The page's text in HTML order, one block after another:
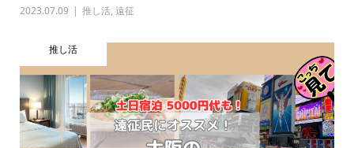
2023.07.09 推し活, 遠征
推し活